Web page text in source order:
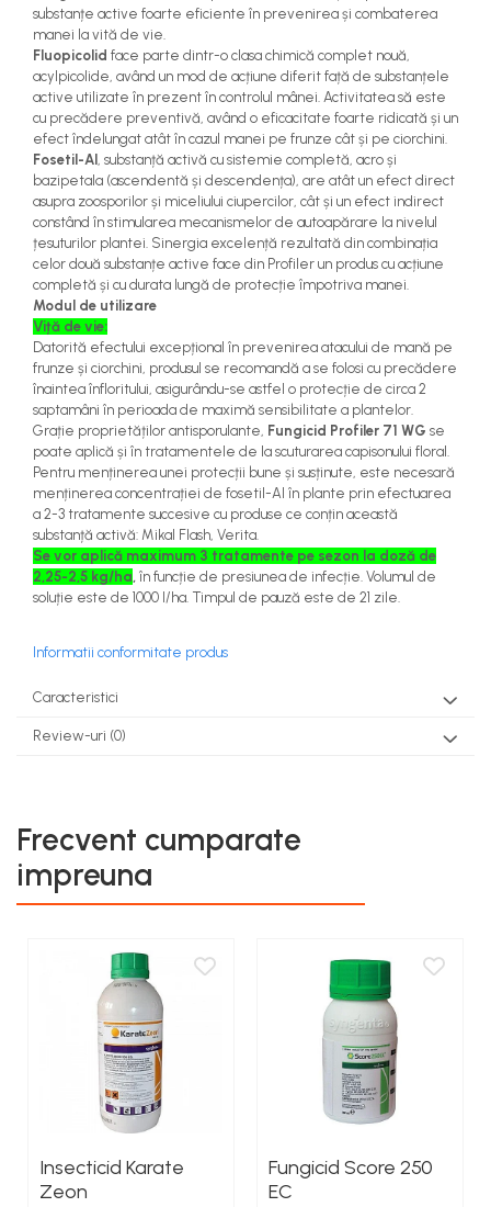
teascuri
Nivele laser si Telemetre
Nivele si masurare unghi
Nivele, Echere si Compasuri
Rulete
substanțe active foarte eficiente în prevenirea și combaterea
manei la vită de vie.
Fluopicolid face parte dintr-o clasa chimică complet nouă,
acylpicolide, având un mod de acțiune diferit față de substanțele
active utilizate în prezent în controlul mânei. Activitatea să este
cu precădere preventivă, având o eficacitate foarte ridicată și un
efect îndelungat atât în cazul manei pe frunze cât și pe ciorchini.
Fosetil-Al , substanță activă cu sistemie completă, acro și
bazipetala (ascendentă și descendența), are atât un efect direct
asupra zoosporilor și miceliului ciupercilor, cât și un efect indirect
constând în stimularea mecanismelor de autoapărare la nivelul
țesuturilor plantei. Sinergia excelență rezultată din combinația
celor două substanțe active face din Profiler un produs cu acțiune
completă și cu durata lungă de protecție împotriva manei.
Modul de utilizare
Viță de vie:
Datorită efectului excepțional în prevenirea atacului de mană pe
frunze și ciorchini, produsul se recomandă a se folosi cu precădere
înaintea înfloritului, asigurându-se astfel o protecție de circa 2
saptamâni în perioada de maximă sensibilitate a plantelor.
Grație proprietăților antisporulante, Fungicid Profiler 71 WG se
poate aplică și în tratamentele de la scuturarea capisonului floral.
Pentru menținerea unei protecții bune și susținute, este necesară
menținerea concentrației de fosetil-Al în plante prin efectuarea
a 2-3 tratamente succesive cu produse ce conțin această
substanță activă: Mikal Flash, Verita.
Se vor aplică maximum 3 tratamente pe sezon la doză de
2,25-2,5 kg/ha, în funcție de presiunea de infecție. Volumul de
soluție este de 1000 l/ha. Timpul de pauză este de 21 zile.
Informatii conformitate produs
Caracteristici
Review-uri (0)
Frecvent cumparate
impreuna
Insecticid Karate
Zeon
Fungicid Score 250
EC